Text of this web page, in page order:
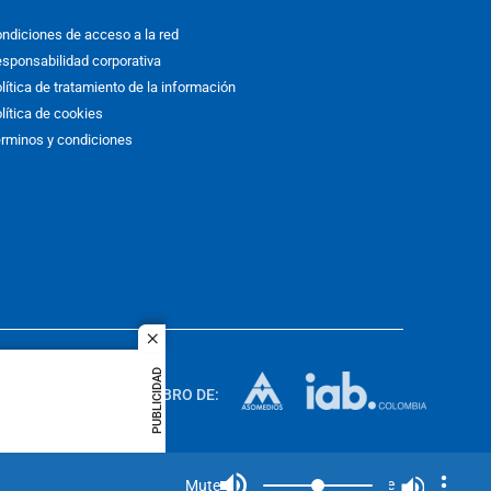
close
PUBLICIDAD
de acceso a la red
corporativa
de tratamiento de la información
de cookies
y condiciones
MIEMBRO DE:
Mute Mute